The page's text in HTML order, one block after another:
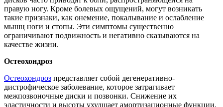
правую ногу. Кроме болевых ощущений, могут возникать
такие признаки, как онемение, покалывание и ослабление
мышц ноги и стопы. Эти симптомы существенно
ограничивают подвижность и негативно сказываются на
качестве жизни.
Остеохондроз
Остеохондроз представляет собой дегенеративно-
дистрофическое заболевание, которое затрагивает
межпозвоночные диски и позвонки. Снижение их
эластичности и высоты ухудшает амортизационные функции,